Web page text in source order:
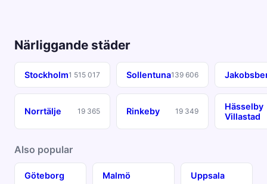
Närliggande städer
Stockholm1 515 017 Sollentuna139 606
Norrtälje 19 365 Rinkeby 19 349
Hässelby
Villastad
Also popular
Göteborg Malmö Uppsala